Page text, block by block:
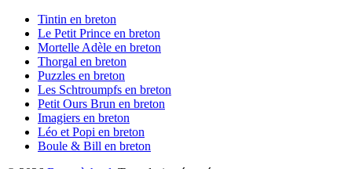
Tintin en breton
Le Petit Prince en breton
Mortelle Adèle en breton
Thorgal en breton
Puzzles en breton
Les Schtroumpfs en breton
Petit Ours Brun en breton
Imagiers en breton
Léo et Popi en breton
Boule & Bill en breton